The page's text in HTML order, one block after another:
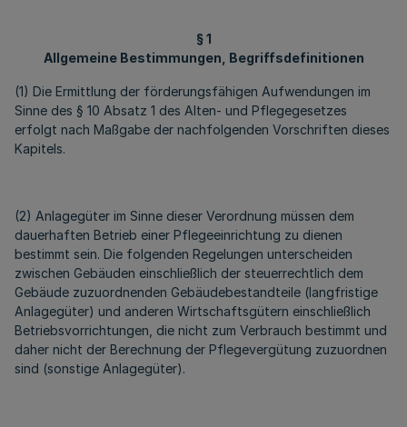
§ 1
Allgemeine Bestimmungen, Begriffsdefinitionen
(1) Die Ermittlung der förderungsfähigen Aufwendungen im
Sinne des § 10 Absatz 1 des Alten- und Pflegegesetzes
erfolgt nach Maßgabe der nachfolgenden Vorschriften dieses
Kapitels.
(2) Anlagegüter im Sinne dieser Verordnung müssen dem
dauerhaften Betrieb einer Pflegeeinrichtung zu dienen
bestimmt sein. Die folgenden Regelungen unterscheiden
zwischen Gebäuden einschließlich der steuerrechtlich dem
Gebäude zuzuordnenden Gebäudebestandteile (langfristige
Anlagegüter) und anderen Wirtschaftsgütern einschließlich
Betriebsvorrichtungen, die nicht zum Verbrauch bestimmt und
daher nicht der Berechnung der Pflegevergütung zuzuordnen
sind (sonstige Anlagegüter).